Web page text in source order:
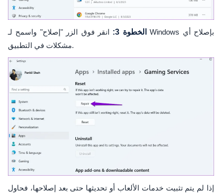
الخطوة 3:
انقر فوق الزر "إصلاح" واسمح لـ Windows بإصلاح أي
مشكلات في التطبيق.
إذا لم يتم تثبيت خدمات الألعاب أو تحديثها حتى بعد إصلاحها، فحاول